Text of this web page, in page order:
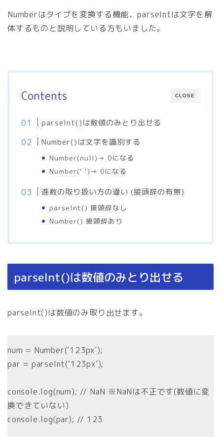
Numberはタイプを変換する機能、parseIntは文字を解
体するものと説明している方もいました。
CLOSE
Contents
parseInt()は数値のみとり出せる
Number()は文字を識別する
Number(null)→ 0になる
Number(‘ ‘)→ 0になる
進数の取り扱い方の違い (接頭辞の有無)
parseInt() 接頭辞なし
Number() 接頭辞あり
parseInt()は数値のみとり出せる
parseInt()は数値のみ取り出せます。
num = Number(‘123px’);
par = parseInt(‘123px’);
console.log(num); // NaN ※NaNは不正です(数値に変
換できていない)
console.log(par); // 123